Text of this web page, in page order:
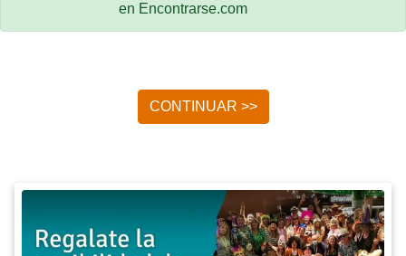
en Encontrarse.com
CONTINUAR >>